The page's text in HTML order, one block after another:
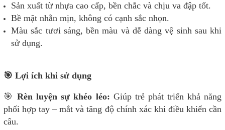
Sản xuất từ nhựa cao cấp, bền chắc và chịu va đập tốt.
Bề mặt nhẵn mịn, không có cạnh sắc nhọn.
Màu sắc tươi sáng, bền màu và dễ dàng vệ sinh sau khi
sử dụng.
🎯 Lợi ích khi sử dụng
🎯Rèn luyện sự khéo léo: Giúp trẻ phát triển khả năng
phối hợp tay – mắt và tăng độ chính xác khi điều khiển cần
câu.